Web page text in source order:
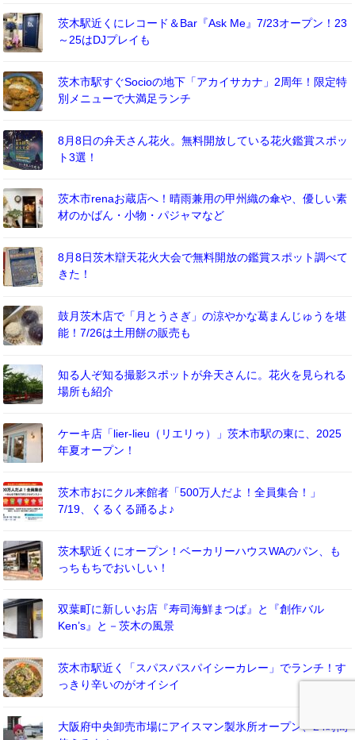
茨木駅近くにレコード＆Bar『Ask Me』7/23オープン！23
～25はDJプレイも
茨木市駅すぐSocioの地下「アカイサカナ」2周年！限定特
別メニューで大満足ランチ
8月8日の弁天さん花火。無料開放している花火鑑賞スポッ
ト3選！
茨木市renaお蔵店へ！晴雨兼用の甲州織の傘や、優しい素
材のかばん・小物・パジャマなど
8月8日茨木辯天花火大会で無料開放の鑑賞スポット調べて
きた！
鼓月茨木店で「月とうさぎ」の涼やかな葛まんじゅうを堪
能！7/26は土用餅の販売も
知る人ぞ知る撮影スポットが弁天さんに。花火を見られる
場所も紹介
ケーキ店「lier-lieu（リエリゥ）」茨木市駅の東に、2025
年夏オープン！
茨木市おにクル来館者「500万人だよ！全員集合！」
7/19、くるくる踊るよ♪
茨木駅近くにオープン！ベーカリーハウスWAのパン、も
っちもちでおいしい！
双葉町に新しいお店『寿司海鮮まつば』と『創作バル
Ken’s』と－茨木の風景
茨木市駅近く「スパスパスパイシーカレー」でランチ！す
っきり辛いのがオイシイ
大阪府中央卸売市場にアイスマン製氷所オープン、24時間